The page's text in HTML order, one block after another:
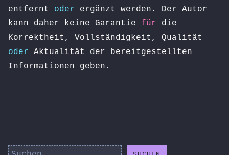
entfernt oder ergänzt werden. Der Autor
kann daher keine Garantie für die
Korrektheit, Vollständigkeit, Qualität
oder Aktualität der bereitgestellten
Informationen geben.
Suchen